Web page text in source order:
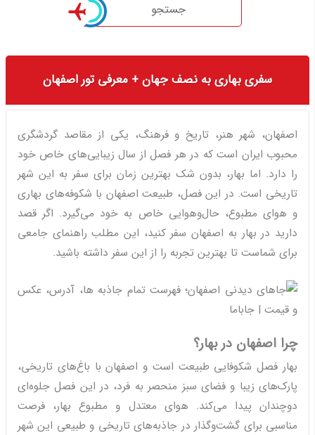
جستجو
سفری بهاری به نصف جهان + معرفی تور اصفهان
اصفهان، شهر هنر، تاریخ و فرهنگ، یکی از مقاصد گردشگری
محبوب ایران است که در هر فصل از سال زیبایی‌های خاص خود
را دارد. اما بهار، بدون شک بهترین زمان برای سفر به این شهر
تاریخی است. در این فصل، طبیعت اصفهان با شکوفه‌های بهاری
و هوای مطبوع، حال‌وهوایی خاص به خود می‌گیرد. اگر قصد
دارید در بهار به اصفهان سفر کنید، این مطلب راهنمای جامعی
برای شماست تا بهترین تجربه را از این سفر داشته باشید.
چرا اصفهان در بهار؟
بهار فصل شکوفایی طبیعت است و اصفهان با باغ‌های تاریخی،
پارک‌های زیبا و فضای سبز منحصر به فرد، در این فصل جلوه‌ای
دوچندان پیدا می‌کند. هوای معتدل و مطبوع بهار، فرصت
مناسبی برای گشت‌وگذار در جاذبه‌های تاریخی و طبیعی این شهر